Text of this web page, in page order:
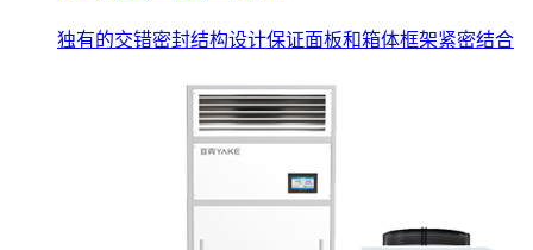
独有的交错密封结构设计保证面板和箱体框架紧密结合